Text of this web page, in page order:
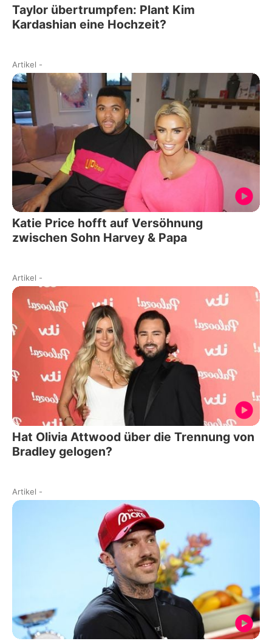
Taylor übertrumpfen: Plant Kim
Kardashian eine Hochzeit?
Artikel -
Katie Price hofft auf Versöhnung
zwischen Sohn Harvey & Papa
Artikel -
Hat Olivia Attwood über die Trennung von
Bradley gelogen?
Artikel -